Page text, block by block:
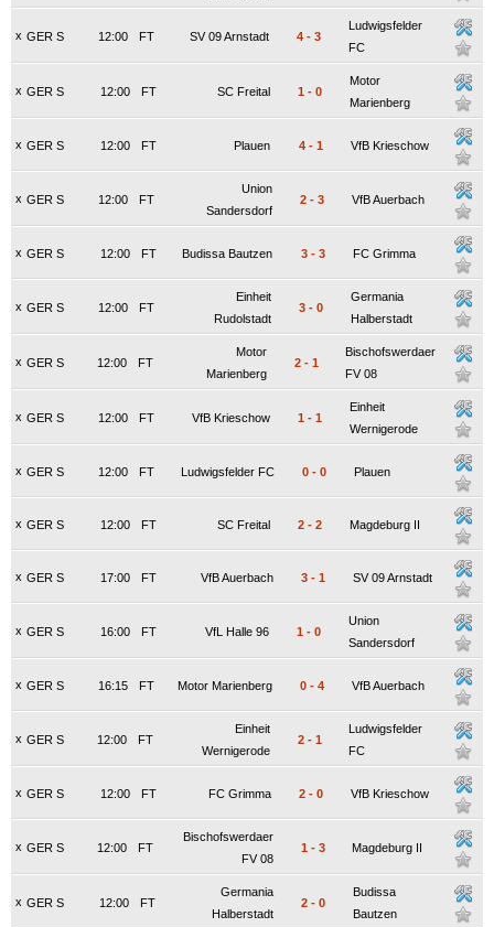
x GER S FT
12:00 SV 09 Arnstadt 4 - 3
Ludwigsfelder
FC
x GER S FT
12:00 SC Freital 1 - 0
Motor
Marienberg
x GER S FT
12:00 Plauen 4 - 1 VfB Krieschow
x GER S FT
12:00
Union
Sandersdorf
2 - 3 VfB Auerbach
x GER S FT
12:00 Budissa Bautzen 3 - 3 FC Grimma
x GER S FT
12:00
Einheit
Rudolstadt
3 - 0
Germania
Halberstadt
x GER S FT
12:00
Motor
Marienberg
2 - 1
Bischofswerdaer
FV 08
x GER S FT
12:00 VfB Krieschow 1 - 1
Einheit
Wernigerode
x GER S FT
12:00 Ludwigsfelder FC 0 - 0 Plauen
x GER S FT
12:00 SC Freital 2 - 2 Magdeburg II
x GER S FT
17:00 VfB Auerbach 3 - 1 SV 09 Arnstadt
x GER S FT
16:00 VfL Halle 96 1 - 0
Union
Sandersdorf
x GER S FT
16:15 Motor Marienberg 0 - 4 VfB Auerbach
x GER S FT
12:00
Einheit
Wernigerode
2 - 1
Ludwigsfelder
FC
x GER S FT
12:00 FC Grimma 2 - 0 VfB Krieschow
x GER S FT
12:00
Bischofswerdaer
FV 08
1 - 3 Magdeburg II
x GER S FT
12:00
Germania
Halberstadt
2 - 0
Budissa
Bautzen